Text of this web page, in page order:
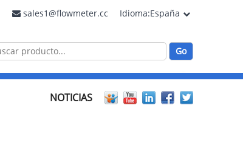
sales1@flowmeter.cc Idioma:España
NOTICIAS